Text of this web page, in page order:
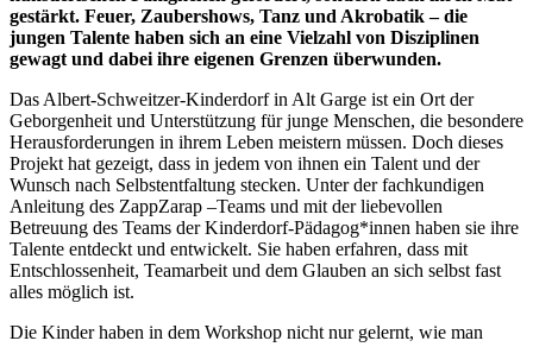
gestärkt. Feuer, Zaubershows, Tanz und Akrobatik – die
jungen Talente haben sich an eine Vielzahl von Disziplinen
gewagt und dabei ihre eigenen Grenzen überwunden.
Das Albert-Schweitzer-Kinderdorf in Alt Garge ist ein Ort der
Geborgenheit und Unterstützung für junge Menschen, die besondere
Herausforderungen in ihrem Leben meistern müssen. Doch dieses
Projekt hat gezeigt, dass in jedem von ihnen ein Talent und der
Wunsch nach Selbstentfaltung stecken. Unter der fachkundigen
Anleitung des ZappZarap –Teams und mit der liebevollen
Betreuung des Teams der Kinderdorf-Pädagog*innen haben sie ihre
Talente entdeckt und entwickelt. Sie haben erfahren, dass mit
Entschlossenheit, Teamarbeit und dem Glauben an sich selbst fast
alles möglich ist.
Die Kinder haben in dem Workshop nicht nur gelernt, wie man